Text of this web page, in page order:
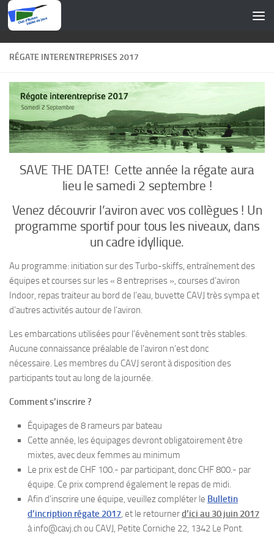
Skip to content
RÉGATE INTERENTREPRISES 2017
SAVE THE DATE! Cette année la régate aura
lieu le samedi 2 septembre !
Venez découvrir l’aviron avec vos collègues ! Un
programme sportif pour tous les niveaux, dans
un cadre idyllique.
Au programme: initiation sur des Turbo-skiffs, entraînement des
équipes et courses sur les « 8 entreprises », courses d’aviron
Indoor, repas traiteur au bord de l’eau, buvette CAVJ très sympa et
d’autres activités autour de l’aviron.
Les embarcations utilisées pour l’évènement sont très stables.
Aucune connaissance préalable de l’aviron n’est donc
nécessaire. Les membres du CAVJ seront à disposition des
participants tout au long de la journée.
Comment s’inscrire ?
Équipages de 8 rameurs par bateau
Cette année, les équipages devront obligatoirement être
mixtes, avec deux femmes au minimum
Le prix est de CHF 100.- par participant, donc CHF 800.- par
équipe. Ce prix comprend également le repas de midi.
Afin d’inscrire une équipe, veuillez compléter le Bulletin
d’incription régate 2017, et le retournerd’ici au 30 juin 2017
à info@cavj.ch ou CAVJ, Petite Corniche 22, 1342 Le Pont.